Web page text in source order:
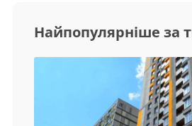
Найпопулярніше за